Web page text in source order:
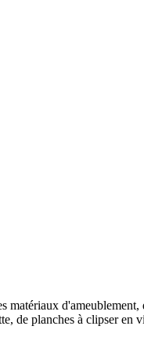
de planches à clipser